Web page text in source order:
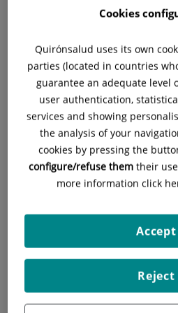
Balears
un reconocimiento a su
compromiso con la mejora
científico en Cataluña y Baleares.
una entidad de referencia en el
médico y la formación continuada
Con esta incorporación, Isabel
parte de la Junta del Patronato de
actualmente está compuesta por
Joan Sala Pedrós
Vicepresidencias:
Cookies
Quirónsalud uses its own
parties (located in countries
guarantee an adequate level
user authentication,
services and showing
the analysis of your
cookies by pressing the
configure/refuse them their
more information click
Reject
Accept